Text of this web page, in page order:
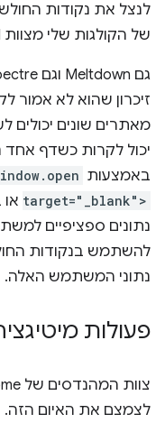
לנצל את נקודות
של הקולגות שלי מצוות Google Cloud.
זיכרון שהוא לא אמור
יכול לקרות כשדף
באמצעות
target="_blank">
נתונים ספציפיים
להשתמש בנקודות
נתוני המשתמש האלה.
פעולות
לצמצם את האיום הזה.